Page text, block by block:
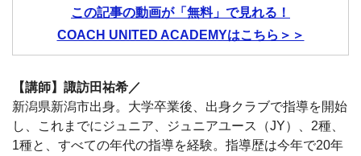
この記事の動画が「無料」で見れる！
COACH UNITED ACADEMYはこちら＞＞
【講師】諏訪田祐希／
新潟県新潟市出身。大学卒業後、出身クラブで指導を開始
し、これまでにジュニア、ジュニアユース（JY）、2種、
1種と、すべての年代の指導を経験。指導歴は今年で20年